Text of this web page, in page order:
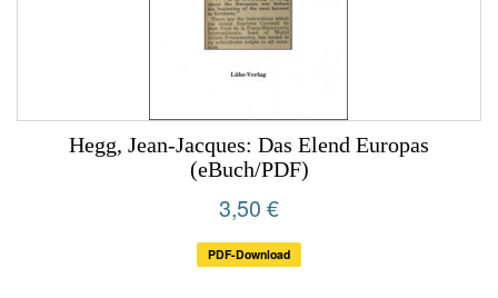
Hegg, Jean-Jacques: Das Elend Europas
(eBuch/PDF)
3,50 €
PDF-Download